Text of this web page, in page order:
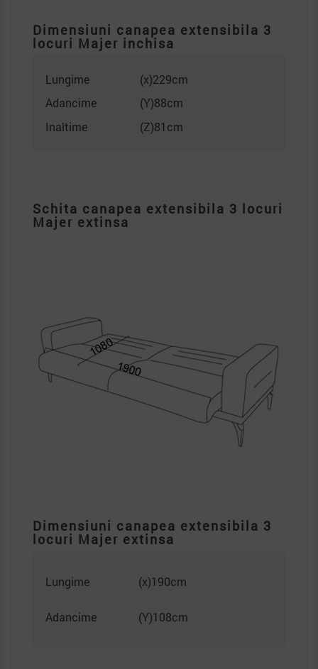
Dimensiuni canapea extensibila 3
locuri Majer inchisa
Lungime
(x)229cm
Adancime
(Y)88cm
Inaltime
(Z)81cm
Schita canapea extensibila 3 locuri
Majer extinsa
Dimensiuni canapea extensibila 3
locuri Majer extinsa
Lungime (x)190cm
Adancime (Y)108cm